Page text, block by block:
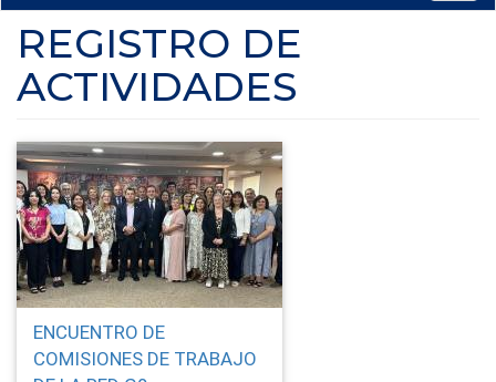
REGISTRO DE
ACTIVIDADES
ENCUENTRO DE
COMISIONES DE TRABAJO